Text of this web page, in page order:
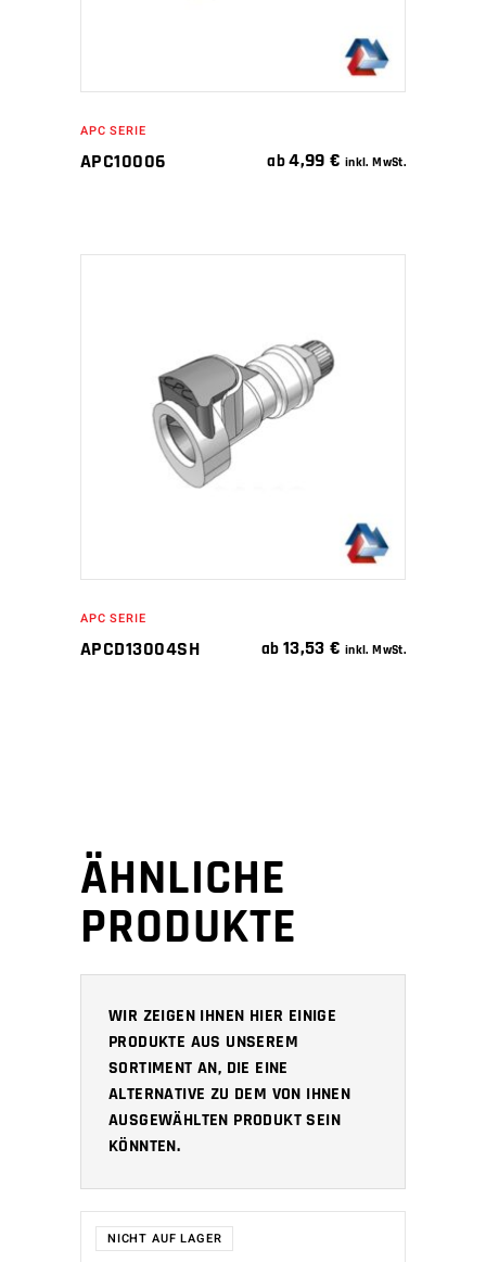
APC SERIE
APC10006 ab4,99€ inkl. MwSt.
IN DEN WARENKORB
APC SERIE
APCD13004SH ab 13,53€ inkl. MwSt.
ÄHNLICHE
PRODUKTE
WIR ZEIGEN IHNEN HIER EINIGE
PRODUKTE AUS UNSEREM
SORTIMENT AN, DIE EINE
ALTERNATIVE ZU DEM VON IHNEN
AUSGEWÄHLTEN PRODUKT SEIN
KÖNNTEN.
NICHT AUF LAGER